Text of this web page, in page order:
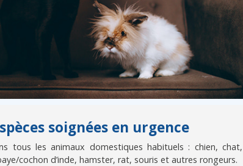
soignées en urgence
tous les animaux domestiques habituels : chien, chat,
cochon d’inde, hamster, rat, souris et autres rongeurs.